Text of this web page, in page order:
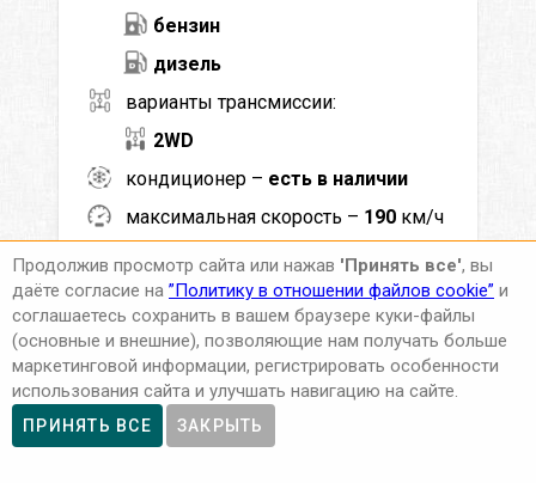
бензин
дизель
варианты трансмиссии:
2WD
кондиционер – есть в наличии
максимальная скорость – 190 км/ч
мощность –
л.с.)
мин. возраст водителя (лет) –21
мин. стаж вождения (лет) –
2
ACRISS –SFAR
Класс –Полноразмерный 4x4
Продолжив просмотр сайта или нажав 'Принять все', вы
даёте согласие на ”Политику в отношении файлов cookie” и
соглашаетесь сохранить в вашем браузере куки-файлы
(основные и внешние), позволяющие нам получать больше
маркетинговой информации, регистрировать особенности
использования сайта и улучшать навигацию на сайте.
ПРИНЯТЬ ВСЕ ЗАКРЫТЬ